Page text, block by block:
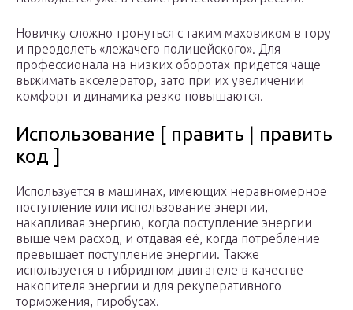
Новичку сложно тронуться с таким маховиком в гору
и преодолеть «лежачего полицейского». Для
профессионала на низких оборотах придется чаще
выжимать акселератор, зато при их увеличении
комфорт и динамика резко повышаются.
Использование [ править | править
код ]
Используется в машинах, имеющих неравномерное
поступление или использование энергии,
накапливая энергию, когда поступление энергии
выше чем расход, и отдавая её, когда потребление
превышает поступление энергии. Также
используется в гибридном двигателе в качестве
накопителя энергии и для рекуперативного
торможения, гиробусах.